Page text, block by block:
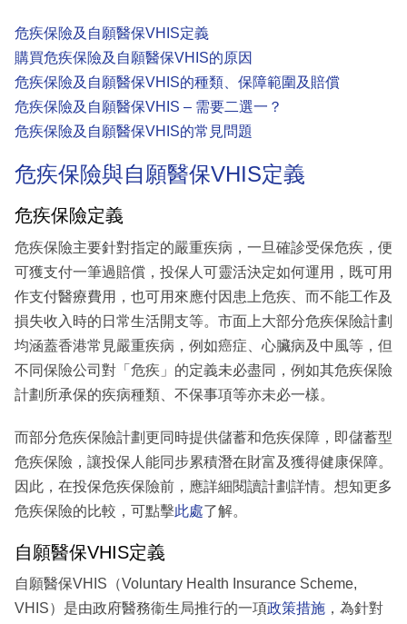
危疾保險及自願醫保VHIS定義
購買危疾保險及自願醫保VHIS的原因
危疾保險及自願醫保VHIS的種類、保障範圍及賠償
危疾保險及自願醫保VHIS – 需要二選一？
危疾保險及自願醫保VHIS的常見問題
危疾保險與自願醫保VHIS定義
危疾保險定義
危疾保險主要針對指定的嚴重疾病，一旦確診受保危疾，便
可獲支付一筆過賠償，投保人可靈活決定如何運用，既可用
作支付醫療費用，也可用來應付因患上危疾、而不能工作及
損失收入時的日常生活開支等。市面上大部分危疾保險計劃
均涵蓋香港常見嚴重疾病，例如癌症、心臟病及中風等，但
不同保險公司對「危疾」的定義未必盡同，例如其危疾保險
計劃所承保的疾病種類、不保事項等亦未必一樣。
而部分危疾保險計劃更同時提供儲蓄和危疾保障，即儲蓄型
危疾保險，讓投保人能同步累積潛在財富及獲得健康保障。
因此，在投保危疾保險前，應詳細閱讀計劃詳情。想知更多
危疾保險的比較，可點擊此處了解。
自願醫保VHIS定義
自願醫保VHIS（Voluntary Health Insurance Scheme,
VHIS）是由政府醫務衞生局推行的一項政策措施 ，為針對